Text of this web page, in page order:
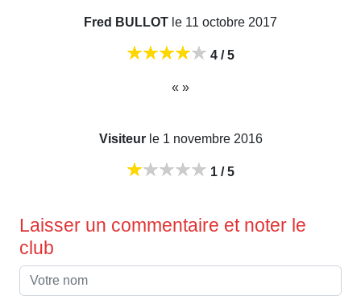
Fred BULLOT le 11 octobre 2017
4 / 5
« »
Visiteurle 1 novembre 2016
1 / 5
Laisser un commentaire et noter le
club